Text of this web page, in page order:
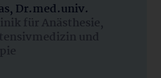
Dr.med.univ.
für Anästhesie,
und